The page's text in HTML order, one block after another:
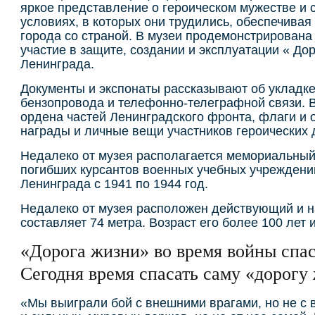
яркое представление о героическом мужестве
условиях, в которых они трудились,
города со страной. В музеи
участие в защите, создании и эксплуатации «
Ленинграда.
Документы и экспонаты рассказывают об
бензопровода и телефонно-телеграфной
ордена частей Ленинградского фронта, флаги
награды и личные вещи участников героических
Недалеко от музея располагается
погибших курсантов военных учебных
Ленинграда с 1941 по 1944 год.
Недалеко от музея расположен действующий и
составляет 74 метра. Возраст его более 100
«Дорога жизни» во время войны
Сегодня время спасать саму
«Мы выиграли бой с внешними врагами, но не с